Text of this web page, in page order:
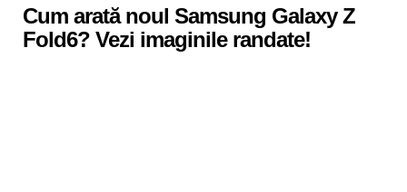
Cum arată noul Samsung Galaxy Z
Fold6? Vezi imaginile randate!